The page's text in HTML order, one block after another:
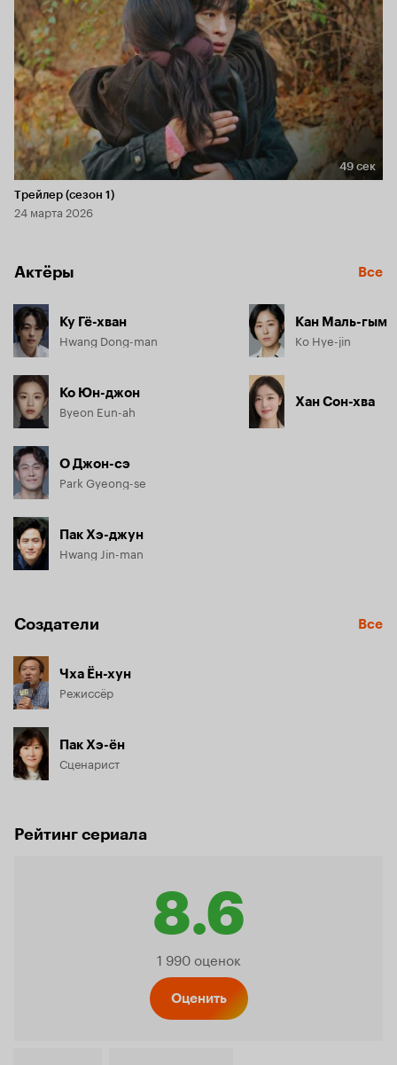
Длительность 49 сек
49 сек
Трейлер (сезон 1)
24 марта 2026
Актёры Все
Ку Гё-хван
Hwang Dong-man
Ко Юн-джон
Byeon Eun-ah
О Джон-сэ
Park Gyeong-se
Пак Хэ-джун
Hwang Jin-man
Кан Маль-гым
Ko Hye-jin
Хан Сон-хва
Создатели Все
Чха Ён-хун
Режиссёр
Пак Хэ-ён
Сценарист
Рейтинг сериала
8.6
Рейтинг
1 990 оценок
Оценить